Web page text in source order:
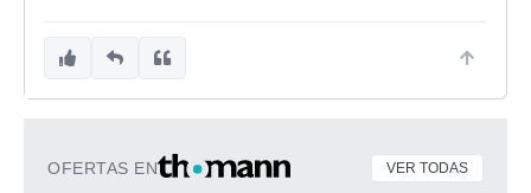
OFERTAS EN VER TODAS